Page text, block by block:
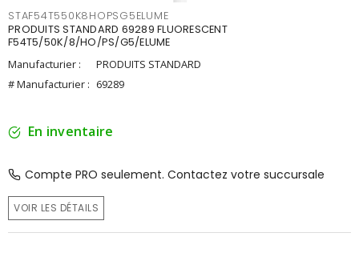
STAF54T550K8HOPSG5ELUME
PRODUITS STANDARD 69289 FLUORESCENT
F54T5/50K/8/HO/PS/G5/ELUME
Manufacturier :
PRODUITS STANDARD
# Manufacturier : 69289
En inventaire
Compte PRO seulement. Contactez votre succursale
VOIR LES DÉTAILS